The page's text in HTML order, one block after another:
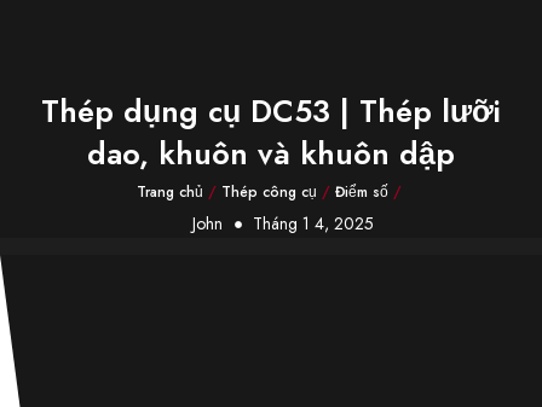
Thép dụng cụ DC53 | Thép lưỡi
dao, khuôn và khuôn dập
Trang chủ / Thép công cụ / Điểm số/
John Tháng 1 4, 2025